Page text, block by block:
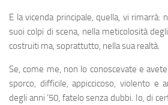
E la vicenda principale, quella, vi rimarrà:
suoi colpi di scena, nella meticolosità
costruiti ma, soprattutto, nella sua realtà.
Se, come me, non lo conoscevate e
sporco, difficile, appiccicoso, violento e
degli anni ’50, fatelo senza dubbi. Io, di